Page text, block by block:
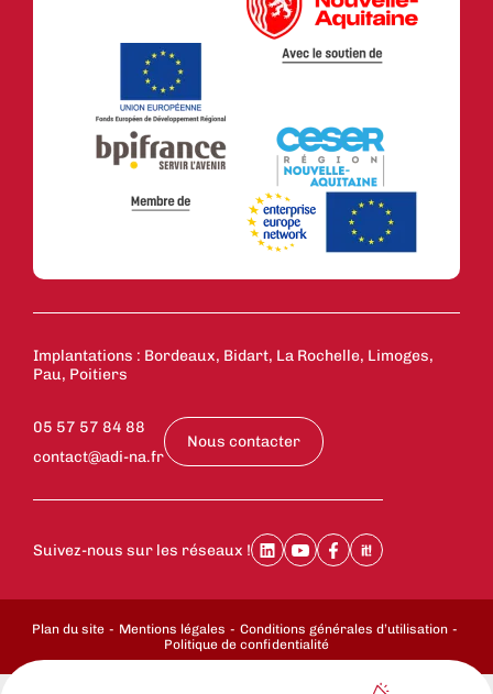
Implantations : Bordeaux, Bidart, La Rochelle, Limoges,
Pau, Poitiers
05 57 57 84 88
contact@adi-na.fr
Nous contacter
Suivez-nous sur les réseaux !
Plan du site Mentions légales
Conditions générales d’utilisation
Politique de confidentialité